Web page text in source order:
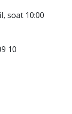
soat 10:00
10